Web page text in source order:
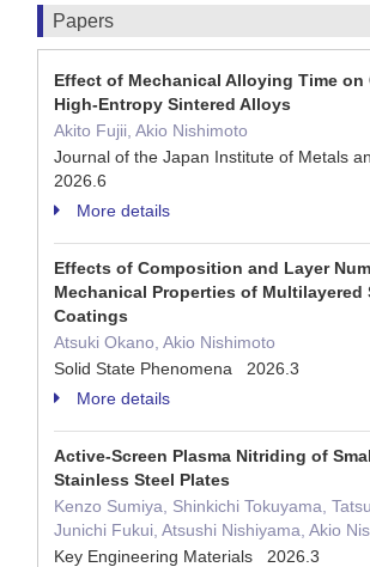
Papers
Effect of Mechanical Alloying Time on
High-Entropy Sintered Alloys
Akito Fujii, Akio Nishimoto
Journal of the Japan Institute of Metals
2026.6
More details
Effects of Composition and Layer
Mechanical Properties of Multilayered
Coatings
Atsuki Okano, Akio Nishimoto
Solid State Phenomena 2026.3
More details
Active-Screen Plasma Nitriding of
Stainless Steel Plates
Kenzo Sumiya, Shinkichi Tokuyama,
Junichi Fukui, Atsushi Nishiyama, Akio
Key Engineering Materials 2026.3